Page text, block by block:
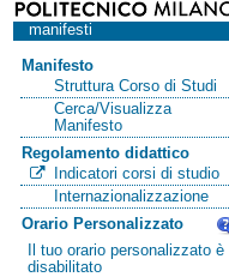
manifesti
Manifesto
Struttura Corso di Studi
Cerca/Visualizza
Manifesto
Regolamento didattico
Indicatori corsi di studio
Internazionalizzazione
Orario Personalizzato
Il tuo orario personalizzato è
disabilitato